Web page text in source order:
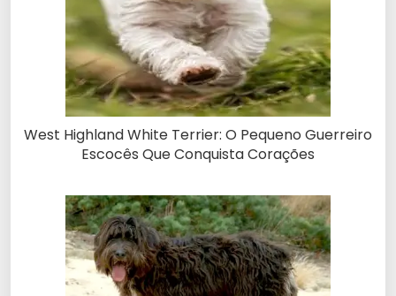
West Highland White Terrier: O Pequeno Guerreiro
Escocês Que Conquista Corações